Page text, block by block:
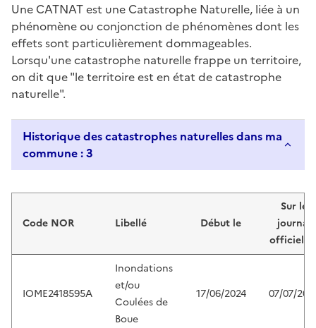
Une CATNAT est une Catastrophe Naturelle, liée à un
phénomène ou conjonction de phénomènes dont les
effets sont particulièrement dommageables.
Lorsqu'une catastrophe naturelle frappe un territoire,
on dit que "le territoire est en état de catastrophe
naturelle".
Historique des catastrophes naturelles dans ma
commune : 3
Code NOR Libellé Début le
Sur le
journal
officiel
IOME2418595A
Inondations
et/ou
Coulées de
Boue
17/06/2024 07/07/